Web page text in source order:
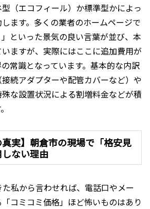
（エコフィール）か標準型かによっ
ます。多くの業者のホームページで
といった景気の良い言葉が並び、本
ますが、実際にはここに追加費用が
常識となっています。基本的な内訳
続アダプターや配管カバーなど）や
な設置状況による割増料金などが積
真実】朝倉市の現場で「格安見
ない理由
私から言わせれば、電話口やメー
コミコミ価格」ほど怖いものはあり